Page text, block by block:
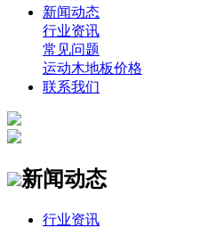
新闻动态
行业资讯
常见问题
运动木地板价格
联系我们
新闻动态
行业资讯